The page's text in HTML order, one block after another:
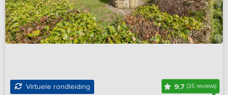
Virtuele rondleiding 9,7(35 reviews)